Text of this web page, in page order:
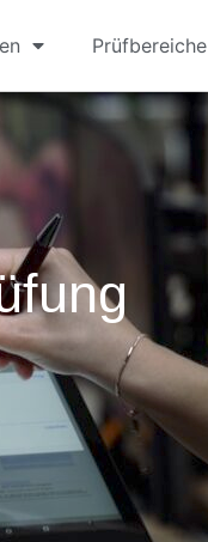
Prüfbereiche